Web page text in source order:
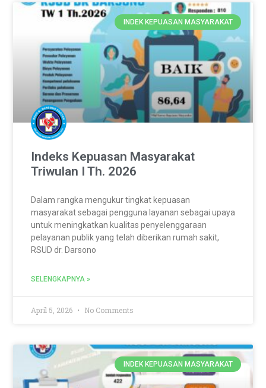
INDEK KEPUASAN MASYARAKAT
Indeks Kepuasan Masyarakat
Triwulan I Th. 2026
Dalam rangka mengukur tingkat kepuasan
masyarakat sebagai pengguna layanan sebagai upaya
untuk meningkatkan kualitas penyelenggaraan
pelayanan publik yang telah diberikan rumah sakit,
RSUD dr. Darsono
SELENGKAPNYA »
April 5, 2026 No Comments
INDEK KEPUASAN MASYARAKAT